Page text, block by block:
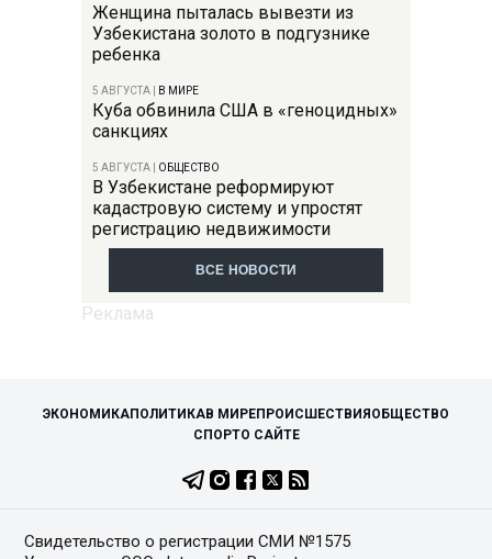
Женщина пыталась вывезти из
Узбекистана золото в подгузнике
ребенка
5 АВГУСТА В МИРЕ
Куба обвинила США в «геноцидных»
санкциях
5 АВГУСТА ОБЩЕСТВО
В Узбекистане реформируют
кадастровую систему и упростят
регистрацию недвижимости
ВСЕ НОВОСТИ
ЭКОНОМИКАПОЛИТИКАВ МИРЕПРОИСШЕСТВИЯОБЩЕСТВО
СПОРТО САЙТЕ
Свидетельство о регистрации СМИ №1575